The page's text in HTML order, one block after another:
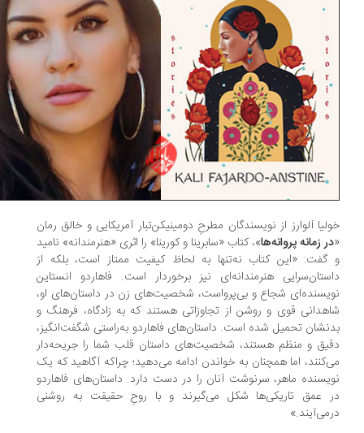
آلوارز از نویسندگان مطرحِ دومینیکن‌تبار آمریکایی و خالق رمان
در زمانه پروانه‌ها»، کتاب «سابرینا و کورینا» را اثری «هنرمندانه» نامید
گفت: «این کتاب نه‌تنها به لحاظ کیفیت ممتاز است، بلکه از
هنرمندانه‌ای نیز برخوردار است. فاهاردو انستاین
شجاع و بی‌پرواست، شخصیت‌های زن در داستان‌های او،
قوی و روشن از تجاوزاتی هستند که به زادگاه، فرهنگ و
تحمیل شده است. داستان‌های فاهاردو به‌راستی شگفت‌انگیز،
و منظم هستند، شخصیت‌های داستان قلب شما را جریحه‌دار
اما همچنان به خواندن ادامه می‌دهید؛ چراکه آگاهید که یک
ماهر، سرنوشت آنان را در دست دارد. داستان‌های فاهاردو
عمق تاریکی‌ها شکل می‌گیرند و با روحِ حقیقت به‌ روشنی